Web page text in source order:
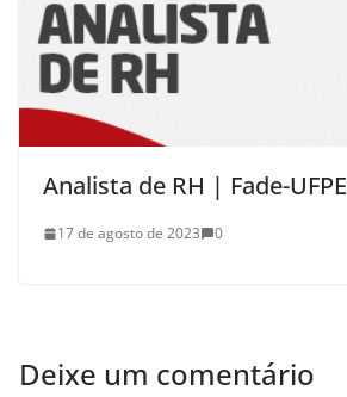
Analista de RH | Fade-UFPE
17 de agosto de 2023 0
Deixe um comentário